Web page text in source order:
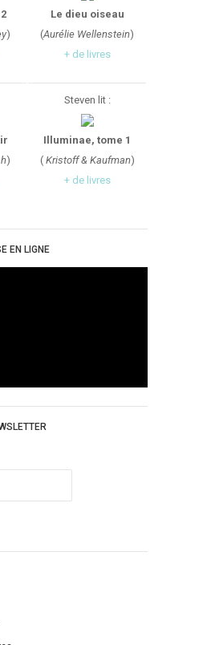
)
Le dieu oiseau
(Aurélie Wellenstein)
+ de livres
)
Steven lit :
Illuminae, tome 1
(Kristoff & Kaufman)
+ de livres
EN LIGNE